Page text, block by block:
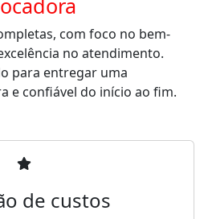
com foco no bem-
no atendimento.
para entregar uma
e confiável do início ao fim.
de custos